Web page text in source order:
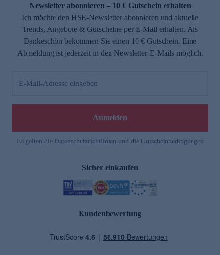
Newsletter abonnieren – 10 € Gutschein erhalten
Ich möchte den HSE-Newsletter abonnieren und aktuelle
Trends, Angebote & Gutscheine per E-Mail erhalten. Als
Dankeschön bekommen Sie einen 10 € Gutschein. Eine
Abmeldung ist jederzeit in den Newsletter-E-Mails möglich.
E-Mail-Adresse eingeben
Anmelden
Es gelten die Datenschutzrichtlinien und die Gutscheinbedingungen
Sicher einkaufen
Kundenbewertung